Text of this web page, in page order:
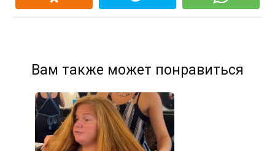
Вам также может понравиться